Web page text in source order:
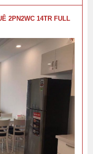
2PN2WC 14TR FULL